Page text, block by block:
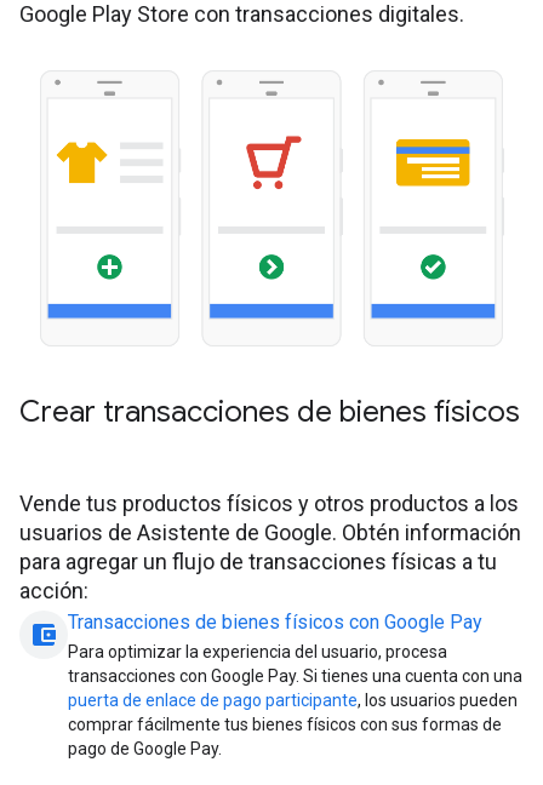
Google Play Store con transacciones digitales.
Crear transacciones de bienes físicos
Vende tus productos físicos y otros productos a los
usuarios de Asistente de Google. Obtén información
para agregar un flujo de transacciones físicas a tu
acción:
account_balance_wallet Transacciones de bienes físicos con Google Pay
Para optimizar la experiencia del usuario, procesa
transacciones con Google Pay. Si tienes una cuenta con una
puerta de enlace de pago participante, los usuarios pueden
comprar fácilmente tus bienes físicos con sus formas de
pago de Google Pay.